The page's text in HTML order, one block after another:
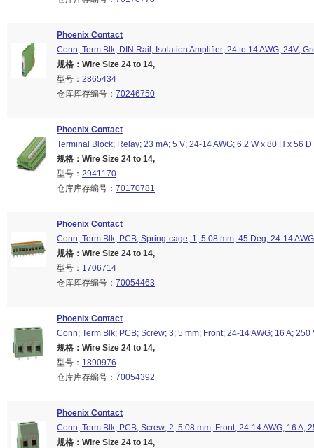
Phoenix Contact
Conn; Term Blk; DIN Rail; Isolation Amplifier; 24 to 14 AWG; 24V;
规格：Wire Size 24 to 14,
型号： 2865434
仓库库存编号： 70246750
Phoenix Contact
Terminal Block; Relay; 23 mA; 5 V; 24-14 AWG; 6.2 W x 80 H x 56
规格：Wire Size 24 to 14,
型号： 2941170
仓库库存编号： 70170781
Phoenix Contact
Conn; Term Blk; PCB; Spring-cage; 1; 5.08 mm; 45 Deg; 24-14
规格：Wire Size 24 to 14,
型号： 1706714
仓库库存编号： 70054463
Phoenix Contact
Conn; Term Blk; PCB; Screw; 3; 5 mm; Front; 24-14 AWG; 16 A; 250
规格：Wire Size 24 to 14,
型号： 1890976
仓库库存编号： 70054392
Phoenix Contact
Conn; Term Blk; PCB; Screw; 2; 5.08 mm; Front; 24-14 AWG; 16 A;
规格：Wire Size 24 to 14,